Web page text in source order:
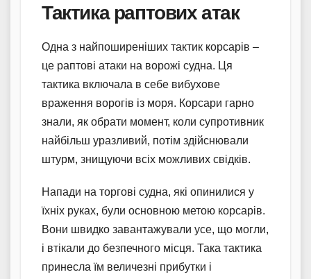
Тактика раптових атак
Одна з найпоширеніших тактик корсарів –
це раптові атаки на ворожі судна. Ця
тактика включала в себе вибухове
враження ворогів із моря. Корсари гарно
знали, як обрати момент, коли супротивник
найбільш уразливий, потім здійснювали
штурм, знищуючи всіх можливих свідків.
Напади на торгові судна, які опинилися у
їхніх руках, були основною метою корсарів.
Вони швидко завантажували усе, що могли,
і втікали до безпечного місця. Така тактика
принесла їм величезні прибутки і